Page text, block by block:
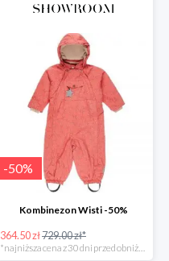
-50%
Kombinezon Wisti -50%
364.50 zł729.00 zł*
*najniższa cena z 30 dni przed obniżką